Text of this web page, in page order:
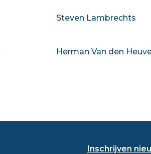
Steven Lambrechts
Herman Van den
Inschrijven